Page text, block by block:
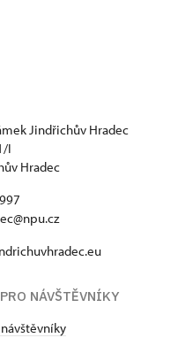
Jindřichův Hradec
I
Hradec
NÁVŠTĚVNÍKY